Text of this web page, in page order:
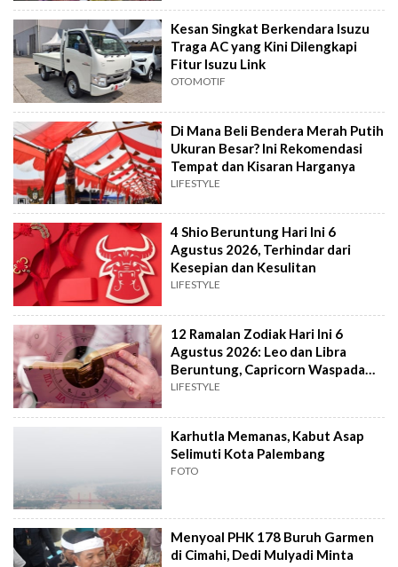
Kesan Singkat Berkendara Isuzu
Traga AC yang Kini Dilengkapi
Fitur Isuzu Link
OTOMOTIF
Di Mana Beli Bendera Merah Putih
Ukuran Besar? Ini Rekomendasi
Tempat dan Kisaran Harganya
LIFESTYLE
4 Shio Beruntung Hari Ini 6
Agustus 2026, Terhindar dari
Kesepian dan Kesulitan
LIFESTYLE
12 Ramalan Zodiak Hari Ini 6
Agustus 2026: Leo dan Libra
Beruntung, Capricorn Waspada
Konflik
LIFESTYLE
Karhutla Memanas, Kabut Asap
Selimuti Kota Palembang
FOTO
Menyoal PHK 178 Buruh Garmen
di Cimahi, Dedi Mulyadi Minta